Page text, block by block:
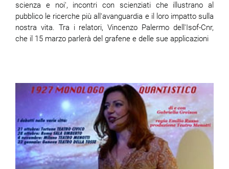
scienza e noi', incontri con scienziati che illustrano al
pubblico le ricerche più all'avanguardia e il loro impatto sulla
nostra vita. Tra i relatori, Vincenzo Palermo dell'Isof-Cnr,
che il 15 marzo parlerà del grafene e delle sue applicazioni